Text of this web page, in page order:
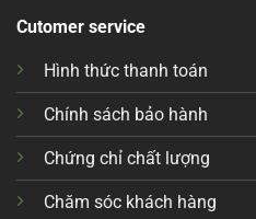
Cutomer service
Hình thức thanh toán
Chính sách bảo hành
Chứng chỉ chất lượng
Chăm sóc khách hàng